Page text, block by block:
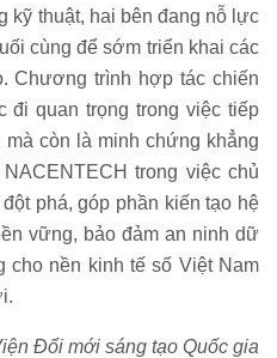
kỹ thuật, hai bên đang nỗ lực
cùng để sớm triển khai các
Chương trình hợp tác chiến
đi quan trọng trong việc tiếp
còn là minh chứng khẳng
trong việc chủ
phá, góp phần kiến tạo hệ
vững, bảo đảm an ninh dữ
cho nền kinh tế số Việt Nam
Đổi mới sáng tạo Quốc gia